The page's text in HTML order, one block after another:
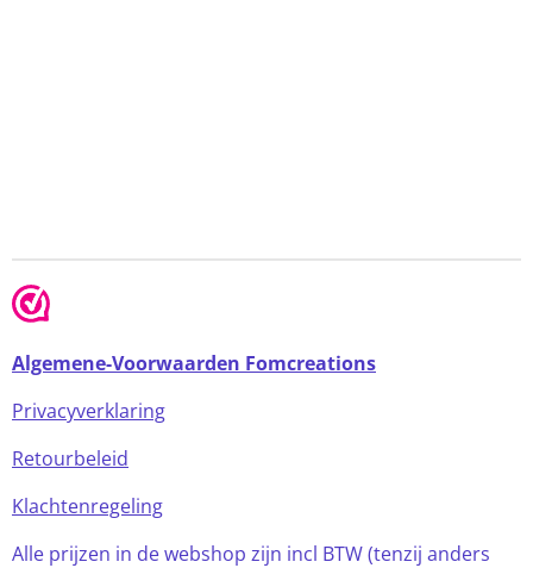
Algemene-Voorwaarden Fomcreations
Privacyverklaring
Retourbeleid
Klachtenregeling
Alle prijzen in de webshop zijn incl BTW (tenzij anders